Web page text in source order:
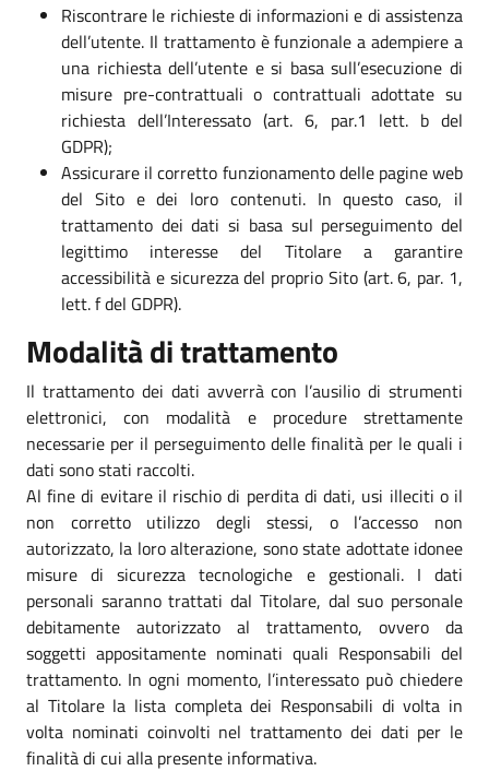
Riscontrare le richieste di informazioni e di assistenza
dell’utente. Il trattamento è funzionale a adempiere a
una richiesta dell’utente e si basa sull’esecuzione di
misure pre-contrattuali o contrattuali adottate su
richiesta dell’Interessato (art. 6, par.1 lett. b del
GDPR);
Assicurare il corretto funzionamento delle pagine web
del Sito e dei loro contenuti. In questo caso, il
trattamento dei dati si basa sul perseguimento del
legittimo interesse del Titolare a garantire
accessibilità e sicurezza del proprio Sito (art. 6, par. 1,
lett. f del GDPR).
Modalità di trattamento
Il trattamento dei dati avverrà con l’ausilio di strumenti
elettronici, con modalità e procedure strettamente
necessarie per il perseguimento delle finalità per le quali i
dati sono stati raccolti.
Al fine di evitare il rischio di perdita di dati, usi illeciti o il
non corretto utilizzo degli stessi, o l’accesso non
autorizzato, la loro alterazione, sono state adottate idonee
misure di sicurezza tecnologiche e gestionali. I dati
personali saranno trattati dal Titolare, dal suo personale
debitamente autorizzato al trattamento, ovvero da
soggetti appositamente nominati quali Responsabili del
trattamento. In ogni momento, l’interessato può chiedere
al Titolare la lista completa dei Responsabili di volta in
volta nominati coinvolti nel trattamento dei dati per le
finalità di cui alla presente informativa.